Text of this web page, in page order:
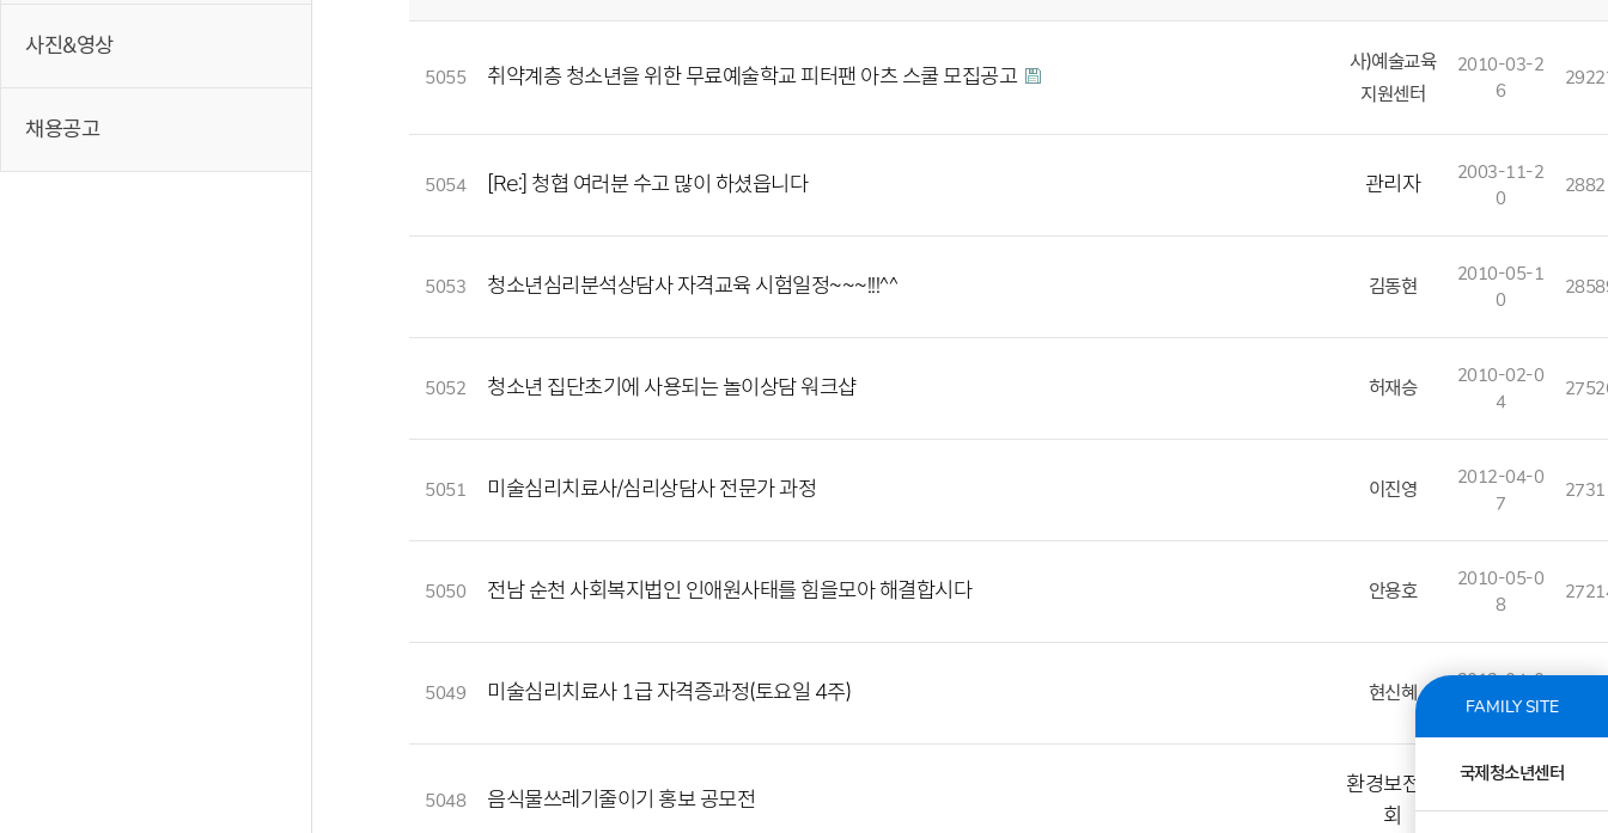
FAMILY SITE
국제청소년센터
사진&영상
채용공고
5055 취약계층 청소년을 위한 무료예술학교 피터팬 아츠 스쿨 모집공고
사)예술교육
지원센터
2010-03-2
6
5054 [Re:] 청협 여러분 수고 많이 하셨읍니다 관리자
2003-11-2
0
5053 청소년심리분석상담사 자격교육 시험일정~~~!!!^^ 김동현
2010-05-1
0
5052 청소년 집단초기에 사용되는 놀이상담 워크샵 허재승
2010-02-0
4
5051 미술심리치료사/심리상담사 전문가 과정 이진영
2012-04-0
7
5050 전남 순천 사회복지법인 인애원사태를 힘을모아 해결합시다 안용호
2010-05-0
8
5049 미술심리치료사 1급 자격증과정(토요일 4주) 현신혜
2012-04-0
6
5048 음식물쓰레기줄이기 홍보 공모전
환경보전협
회
2003-12-0
2